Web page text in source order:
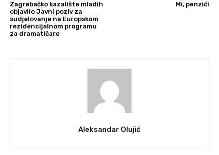
Zagrebačko kazalište mladih
objavilo Javni poziv za
sudjelovanje na Europskom
rezidencijalnom programu
za dramatičare
Mi, penzići
Aleksandar Olujić